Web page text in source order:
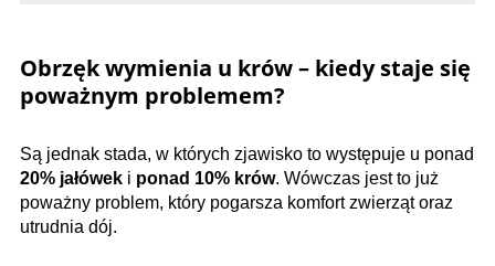
Obrzęk wymienia u krów – kiedy staje się
poważnym problemem?
Są jednak stada, w których zjawisko to występuje u ponad
20% jałówek i ponad 10% krów. Wówczas jest to już
poważny problem, który pogarsza komfort zwierząt oraz
utrudnia dój.